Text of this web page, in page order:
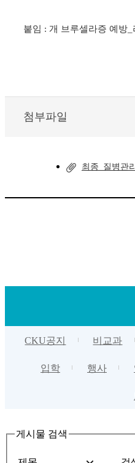
붙임 : 개 브루셀라증 예방
첨부파일
최종_질병관
CKU공지 비교과
입학 행사
게시물 검색